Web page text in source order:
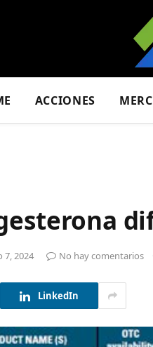
ACCIONES
7, 2024 No hay comentarios
LinkedIn